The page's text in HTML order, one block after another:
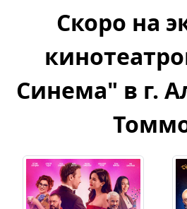
Скоро на
Синема" в г.